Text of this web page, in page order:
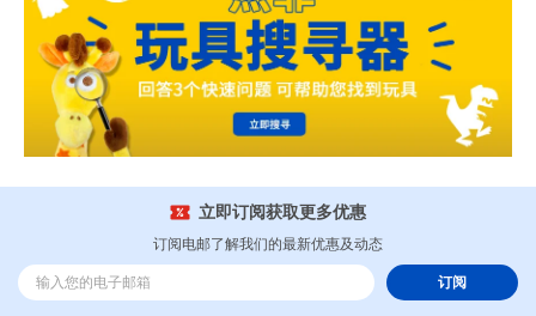
立即订阅获取更多优惠
订阅电邮了解我们的最新优惠及动态
订阅